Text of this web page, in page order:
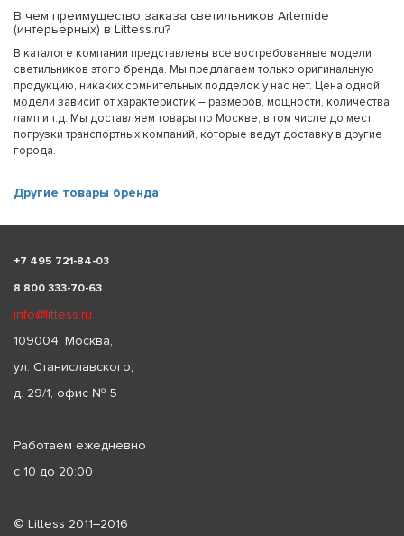
В чем преимущество заказа светильников Artemide
(интерьерных) в Littess.ru?
В каталоге компании представлены все востребованные модели
светильников этого бренда. Мы предлагаем только оригинальную
продукцию, никаких сомнительных подделок у нас нет. Цена одной
модели зависит от характеристик – размеров, мощности, количества
ламп и т.д. Мы доставляем товары по Москве, в том числе до мест
погрузки транспортных компаний, которые ведут доставку в другие
города.
Другие товары бренда
+7 495 721-84-03
8 800 333-70-63
info@littess.ru
109004, Москва,
ул. Станиславского,
д. 29/1, офис № 5
Работаем ежедневно
с 10 до 20:00
© Littess 2011–2016